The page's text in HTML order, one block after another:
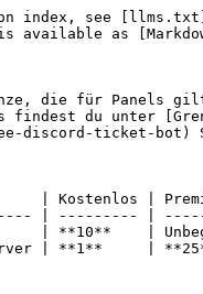
index, see
available as
die für Panels
findest du unter
discord-ticket-bot)
|
| --------- |
| **10**    |
| **1**     |